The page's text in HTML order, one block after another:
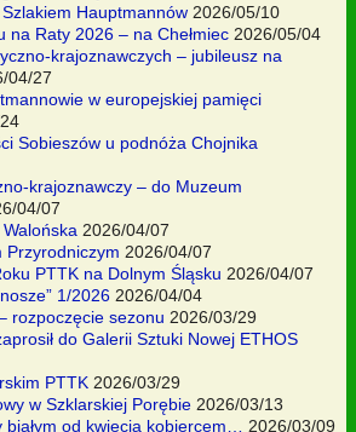
Hauptmannów 2026/05/10
na Raty 2026 – na Chełmiec 2026/05/04
krajoznawczych – jubileusz na
04/27
w europejskiej pamięci
Sobieszów u podnóża Chojnika
krajoznawczy – do Muzeum
04/07
2026/04/07
Przyrodniczym 2026/04/07
PTTK na Dolnym Śląsku 2026/04/07
1/2026 2026/04/04
rozpoczęcie sezonu 2026/03/29
do Galerii Sztuki Nowej ETHOS
PTTK 2026/03/29
w Szklarskiej Porębie 2026/03/13
od kwiecia kobiercem…
2026/03/09